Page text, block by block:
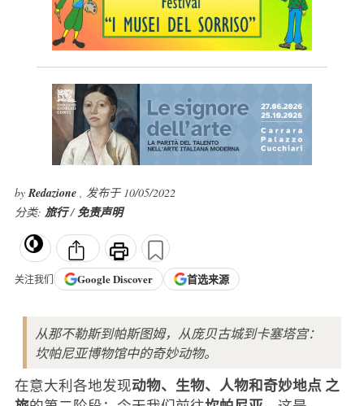
byRedazione , 发布于 10/05/2022
分类: 旅行/免责声明
关注我们 GoogleDiscover 首选来源
从那不勒斯到帕斯图姆，从庞贝古城到卡塞塔宫：
坎帕尼亚博物馆中的奇妙动物。
在意大利各地发现动物、生物、人物和奇妙地点 之